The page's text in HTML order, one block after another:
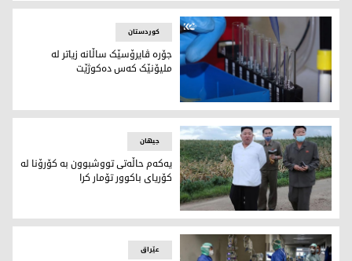
جۆرە ڤایرۆسێک ساڵانە زیاتر لە ملیۆنێک کەس دەکوژێت
کوردستان
جۆرە ڤایرۆسێک ساڵانە زیاتر لە
ملیۆنێک کەس دەکوژێت
كیم جونگ ئون و دوو یاریده‌ده‌ری
جیهان
یه‌كه‌م حاڵه‌تی تووشبوون به‌ كۆرۆنا له‌
كۆریای باكوور تۆمار كرا
عێراق